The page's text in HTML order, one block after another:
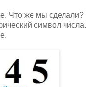
Что же мы сделали?
символ числа.